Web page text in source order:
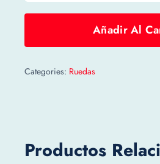
Añadir Al
Categories: Ruedas
Productos